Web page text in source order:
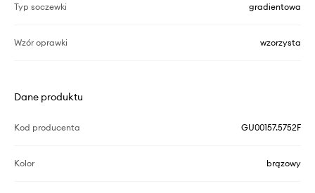
Typ soczewki gradientowa
Wzór oprawki wzorzysta
Dane produktu
Kod producenta GU00157.5752F
Kolor brązowy